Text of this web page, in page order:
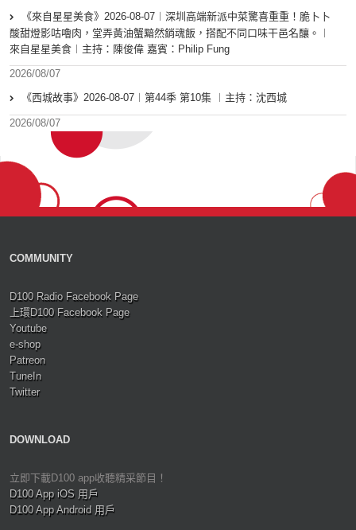
《來自星星美食》2026-08-07︱深圳高端新派中菜驚喜重重！脆卜卜
酸甜燈影咕嚕肉，堂弄黃油蟹黯然銷魂飯，搭配不同口味干邑名釀。︱
來自星星美食︱主持：陳俊偉 嘉賓：Philip Fung
2026/08/07
《西城故事》2026-08-07︱第44季 第10集 ︱主持：沈西城
2026/08/07
COMMUNITY
D100 Radio Facebook Page
上環D100 Facebook Page
Youtube
e-shop
Patreon
TuneIn
Twitter
DOWNLOAD
立即下載D100 app收聽精采節目！
D100 App iOS 用戶
D100 App Android 用戶